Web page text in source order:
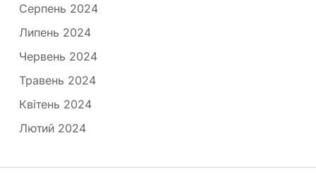
Серпень 2024
Липень 2024
Червень 2024
Травень 2024
Квітень 2024
Лютий 2024